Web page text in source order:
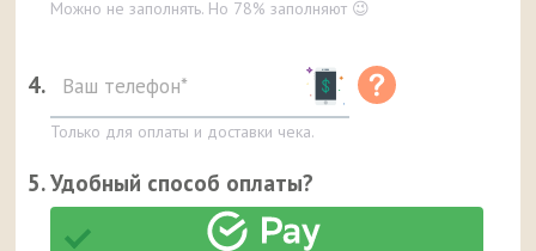
Можно не заполнять. Но 78% заполняют 😉
4.
Только для оплаты и доставки чека.
5. Удобный способ оплаты?